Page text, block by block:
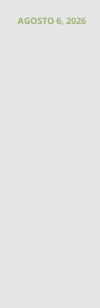
AGOSTO 6, 2026